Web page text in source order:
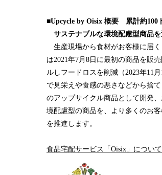
■Upcycle by Oisix 概要 累計約100
サステナブルな環境配慮型商品
生産現場から食材がお客様に届く
は2021年7月8日に最初の商品を販
ルしフードロスを削減（2023年11
で見栄えや食感の悪さなどから捨
のアップサイクル商品として開発
境配慮型の商品を、より多くのお
を推進します。
食品宅配サービス「Oisix」について